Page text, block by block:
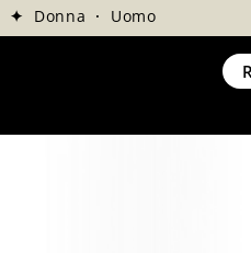
✦ Donna · Uomo